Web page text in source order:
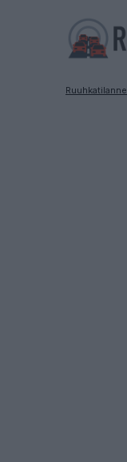
Ruuhkatilanne